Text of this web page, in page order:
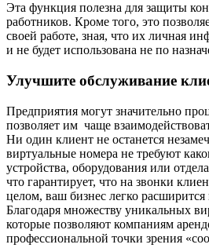
Эта функция полезна для защиты
работников. Кроме того, это
своей работе, зная, что их личная
и не будет использована не по
Улучшите обслуживание
Предприятия могут значительно
позволяет им чаще
Ни один клиент не останется
виртуальные номера не требуют
устройства, оборудования или
что гарантирует, что на звонки
целом, ваш бизнес легко
Благодаря множеству уникальных
которые позволяют компаниям
профессиональной точки зрения